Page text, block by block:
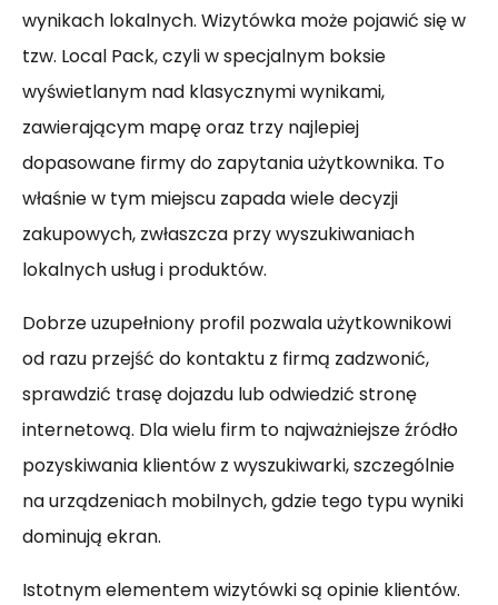
wynikach lokalnych. Wizytówka może pojawić się w
tzw. Local Pack, czyli w specjalnym boksie
wyświetlanym nad klasycznymi wynikami,
zawierającym mapę oraz trzy najlepiej
dopasowane firmy do zapytania użytkownika. To
właśnie w tym miejscu zapada wiele decyzji
zakupowych, zwłaszcza przy wyszukiwaniach
lokalnych usług i produktów.
Dobrze uzupełniony profil pozwala użytkownikowi
od razu przejść do kontaktu z firmą zadzwonić,
sprawdzić trasę dojazdu lub odwiedzić stronę
internetową. Dla wielu firm to najważniejsze źródło
pozyskiwania klientów z wyszukiwarki, szczególnie
na urządzeniach mobilnych, gdzie tego typu wyniki
dominują ekran.
Istotnym elementem wizytówki są opinie klientów.